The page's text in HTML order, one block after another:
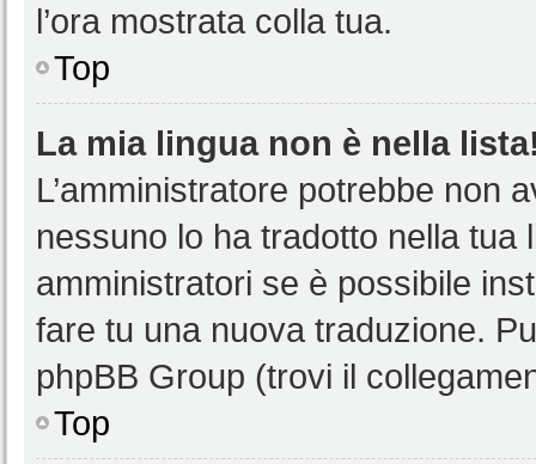
l’ora mostrata colla tua.
Top
La mia lingua non è nella
L’amministratore potrebbe non
nessuno lo ha tradotto nella tua
amministratori se è possibile
fare tu una nuova traduzione.
phpBB Group (trovi il
Top